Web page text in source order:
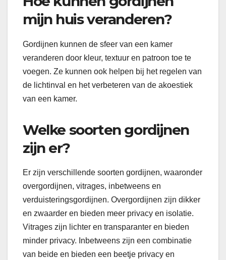
mijn huis veranderen?
Gordijnen kunnen de sfeer van een kamer
veranderen door kleur, textuur en patroon toe te
voegen. Ze kunnen ook helpen bij het regelen van
de lichtinval en het verbeteren van de akoestiek
van een kamer.
Welke soorten gordijnen
zijn er?
Er zijn verschillende soorten gordijnen, waaronder
overgordijnen, vitrages, inbetweens en
verduisteringsgordijnen. Overgordijnen zijn dikker
en zwaarder en bieden meer privacy en isolatie.
Vitrages zijn lichter en transparanter en bieden
minder privacy. Inbetweens zijn een combinatie
van beide en bieden een beetje privacy en